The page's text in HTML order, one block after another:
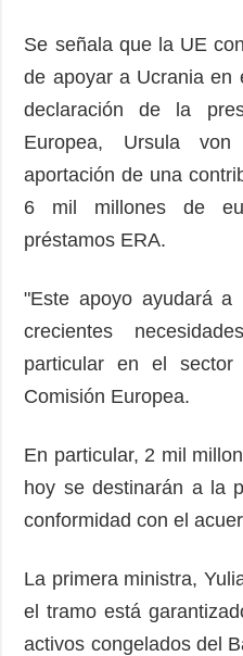
Se señala que la UE
de apoyar a Ucrania en
declaración de la
Europea, Ursula
aportación de una
6 mil millones de
préstamos ERA.
"Este apoyo ayudará a
crecientes
particular en el
Comisión Europea.
En particular, 2 mil
hoy se destinarán a la
conformidad con el
La primera ministra,
el tramo está
activos congelados del